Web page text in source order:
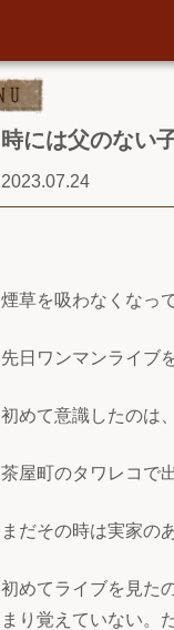
時には父のない
2023.07.24
煙草を吸わなくなっ
先日ワンマンライブ
初めて意識したのは
茶屋町のタワレコで
まだその時は実家の
初めてライブを見た
まり覚えていない。